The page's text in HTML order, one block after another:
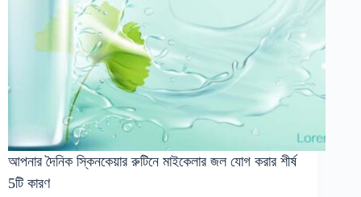
আপনার দৈনিক স্কিনকেয়ার রুটিনে মাইকেলার জল যোগ করার শীর্ষ
5টি কারণ